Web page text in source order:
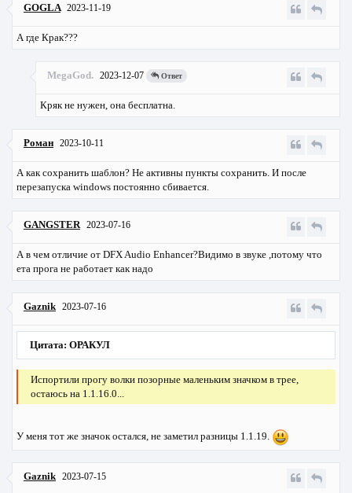
GOGLA 2023-11-19
А где Крак???
MegaGod. 2023-12-07 Ответ
Кряк не нужен, она бесплатна.
Роман 2023-10-11
А как сохранить шаблон? Не активны пункты сохранить. И после
перезапуска windows постоянно сбивается.
GANGSTER 2023-07-16
А в чем отличие от DFX Audio Enhancer?Видимо в звуке ,потому что
ета прога не работает как надо
Gaznik 2023-07-16
Цитата: ОРАКУЛ
Испортили прогу волки позорные маленьким значком в трее,
остаюсь на 1.1.16.0...
У меня тот же значок остался, не заметил разницы 1.1.19.
Gaznik 2023-07-15